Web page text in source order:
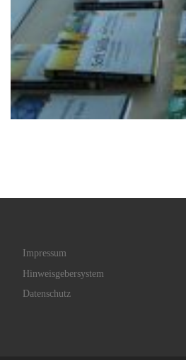
Impressum
Hinweisgebersystem
Datenschutz